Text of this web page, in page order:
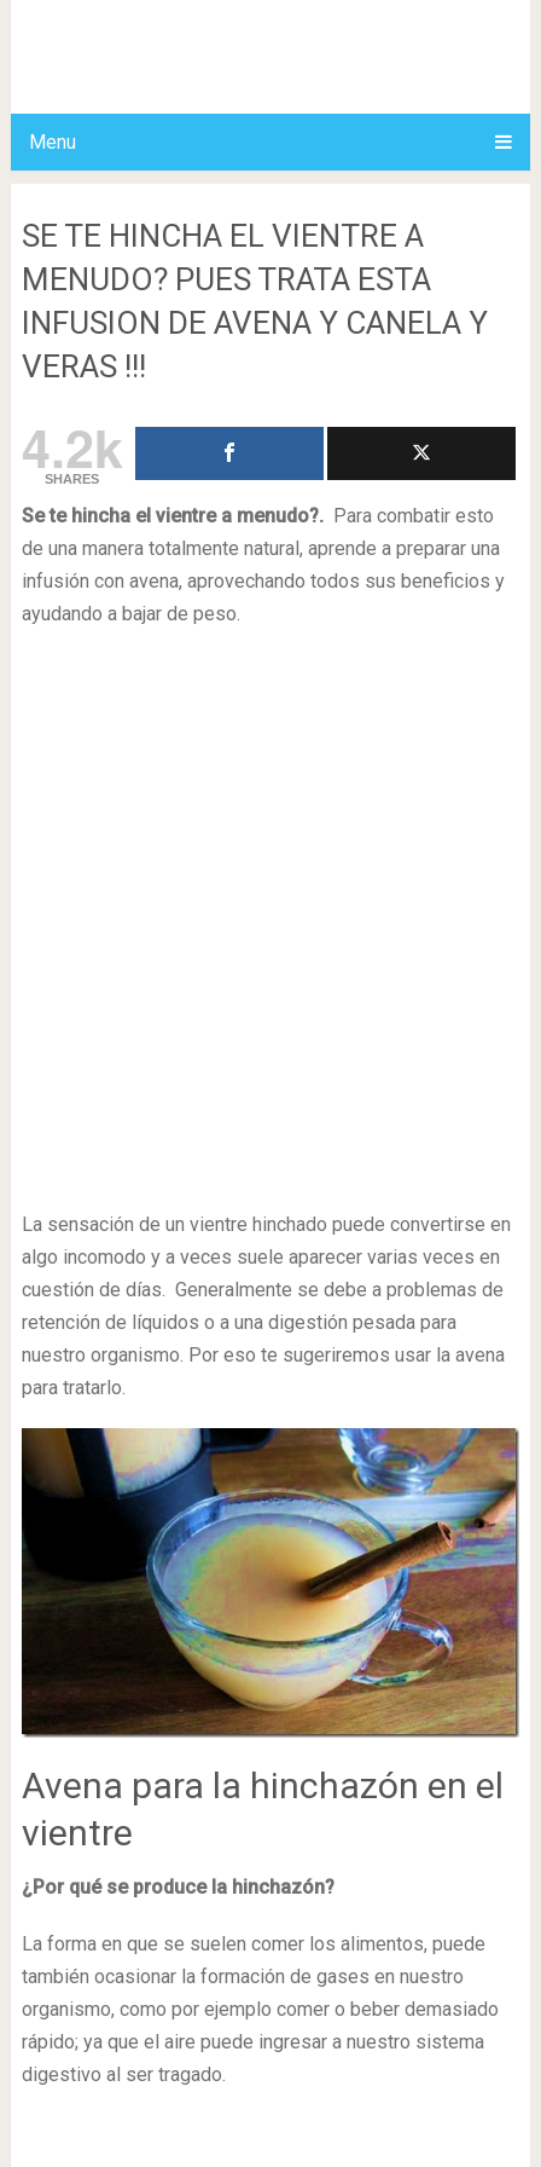
Menu
SE TE HINCHA EL VIENTRE A
MENUDO? PUES TRATA ESTA
INFUSION DE AVENA Y CANELA Y
VERAS !!!
4.2k
SHARES
Se te hincha el vientre a menudo?.Para combatir esto
de una manera totalmente natural, aprende a preparar una
infusión con avena, aprovechando todos sus beneficios y
ayudando a bajar de peso.
La sensación de un vientre hinchado puede convertirse en
algo incomodo y a veces suele aparecer varias veces en
cuestión de días. Generalmente se debe a problemas de
retención de líquidos o a una digestión pesada para
nuestro organismo. Por eso te sugeriremos usar la avena
para tratarlo.
Avena para la hinchazón en el
vientre
¿Por qué se produce la hinchazón?
La forma en que se suelen comer los alimentos, puede
también ocasionar la formación de gases en nuestro
organismo, como por ejemplo comer o beber demasiado
rápido; ya que el aire puede ingresar a nuestro sistema
digestivo al ser tragado.